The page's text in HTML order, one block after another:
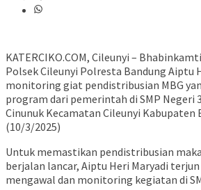
KATERCIKO.COM, Cileunyi –
Polsek Cileunyi Polresta Bandung Aiptu
monitoring giat pendistribusian MBG
program dari pemerintah di SMP Negeri
Cinunuk Kecamatan Cileunyi Kabupaten
(10/3/2025)
Untuk memastikan pendistribusian
berjalan lancar, Aiptu Heri Maryadi
mengawal dan monitoring kegiatan di